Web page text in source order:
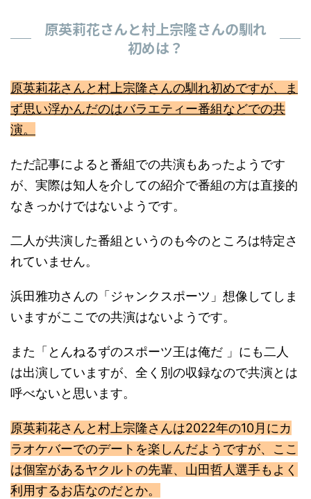
原英莉花さんと村上宗隆さんの馴れ
初めは？
原英莉花さんと村上宗隆さんの馴れ初めですが、ま
ず思い浮かんだのはバラエティー番組などでの共
演。
ただ記事によると番組での共演もあったようです
が、実際は知人を介しての紹介で番組の方は直接的
なきっかけではないようです。
二人が共演した番組というのも今のところは特定さ
れていません。
浜田雅功さんの「ジャンクスポーツ」想像してしま
いますがここでの共演はないようです。
また「とんねるずのスポーツ王は俺だ 」にも二人
は出演していますが、全く別の収録なので共演とは
呼べないと思います。
原英莉花さんと村上宗隆さんは2022年の10月にカ
ラオケバーでのデートを楽しんだようですが、ここ
は個室があるヤクルトの先輩、山田哲人選手もよく
利用するお店なのだとか。